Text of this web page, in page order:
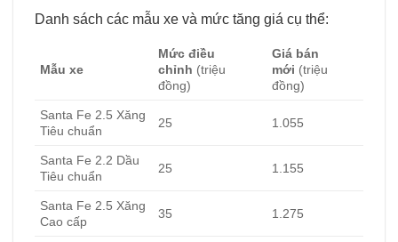
Danh sách các mẫu xe và mức tăng giá cụ thể:
Mẫu xe
Mức điều
chỉnh (triệu
đồng)
Giá bán
mới (triệu
đồng)
Santa Fe 2.5 Xăng
Tiêu chuẩn
25 1.055
Santa Fe 2.2 Dầu
Tiêu chuẩn
25 1.155
Santa Fe 2.5 Xăng
Cao cấp
35 1.275